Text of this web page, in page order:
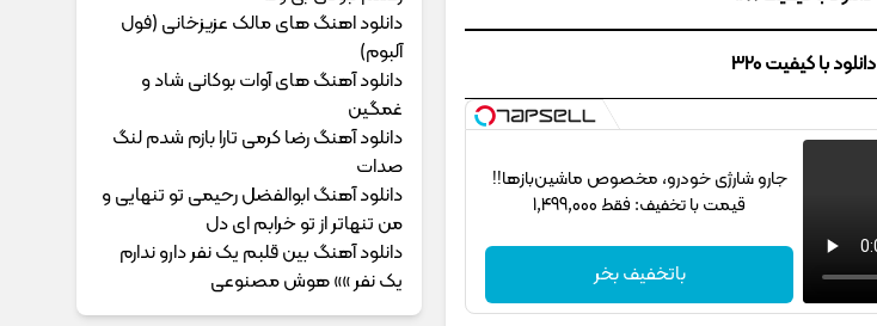
دانلود با کیفیت 320
جارو شارژی خودرو، مخصوص ماشین‌باز‌ها!!
قیمت با تخفیف: فقط 1,499,000
باتخفیف بخر
دانلود اهنگ های مالک عزیزخانی (فول
آلبوم)
دانلود آهنگ های آوات بوکانی شاد و
غمگین
دانلود آهنگ رضا کرمی تارا بازم شدم لنگ
صدات
دانلود آهنگ ابوالفضل رحیمی ﺗﻮ ﺗﻨﻬﺎﻳﻰ و
ﻣﻦ ﺗﻨﻬﺎﺗﺮ از ﺗﻮ ﺧﺮاﺑﻢ ای دل
دانلود آهنگ بین قلبم یک نفر دارو ندارم
یک نفر »» هوش مصنوعی